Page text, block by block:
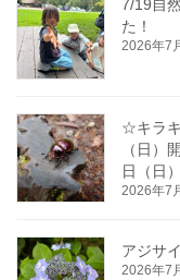
7/19自
た！
2026年7
☆キラ
（日）
日（日）
2026年7
アジサ
2026年7